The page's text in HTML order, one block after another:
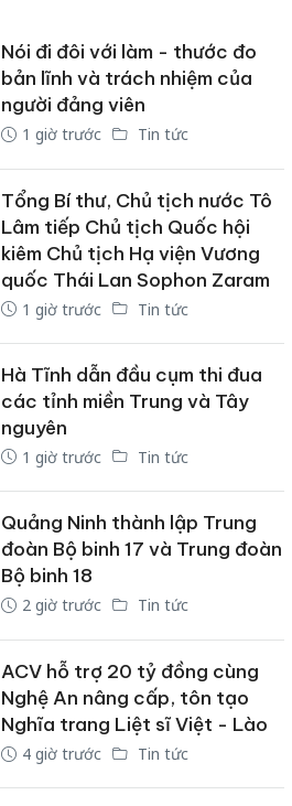
Nói đi đôi với làm - thước đo
bản lĩnh và trách nhiệm của
người đảng viên
1 giờ trước Tin tức
Tổng Bí thư, Chủ tịch nước Tô
Lâm tiếp Chủ tịch Quốc hội
kiêm Chủ tịch Hạ viện Vương
quốc Thái Lan Sophon Zaram
1 giờ trước Tin tức
Hà Tĩnh dẫn đầu cụm thi đua
các tỉnh miền Trung và Tây
nguyên
1 giờ trước Tin tức
Quảng Ninh thành lập Trung
đoàn Bộ binh 17 và Trung đoàn
Bộ binh 18
2 giờ trước Tin tức
ACV hỗ trợ 20 tỷ đồng cùng
Nghệ An nâng cấp, tôn tạo
Nghĩa trang Liệt sĩ Việt - Lào
4 giờ trước Tin tức